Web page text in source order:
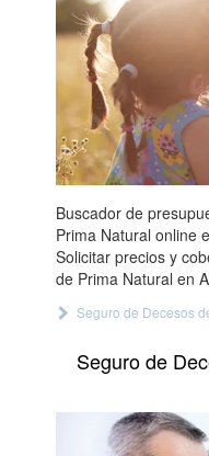
Buscador de
Prima Natural online
Solicitar precios y
de Prima Natural en
Seguro de Decesos
Seguro de